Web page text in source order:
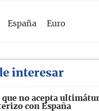
España Euro
interesar
no acepta
con España